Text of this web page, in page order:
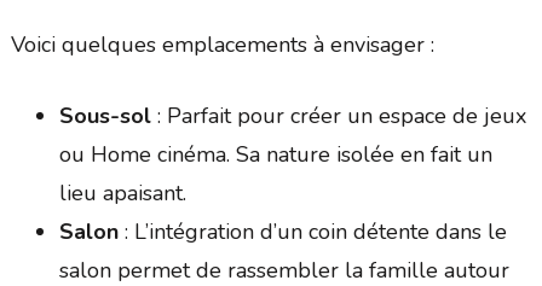
Voici quelques emplacements à envisager :
Sous-sol: Parfait pour créer un espace de jeux
ou Home cinéma. Sa nature isolée en fait un
lieu apaisant.
Salon: L’intégration d’un coin détente dans le
salon permet de rassembler la famille autour